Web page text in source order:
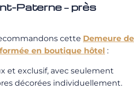
Paterne – près
cette Demeure de
en boutique hôtel :
et exclusif, avec seulement
décorées individuellement.